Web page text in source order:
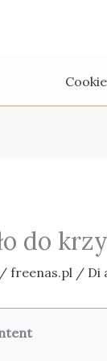
do
/ freenas.pl/ Di